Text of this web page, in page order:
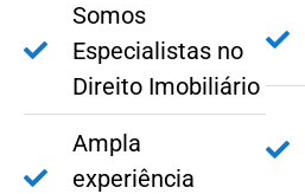
Somos
Especialistas no
Direito Imobiliário
Ampla
experiência